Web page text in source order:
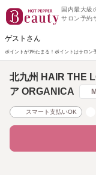
国内最大級
サロン予約
ゲストさん
ポイントが1%たまる！ ポイントはサロン
北九州 HAIR THE
ア ORGANICA
スマート支払いOK